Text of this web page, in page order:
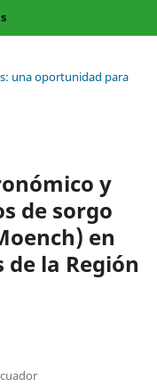
una oportunidad para
y
de sorgo
en
la Región